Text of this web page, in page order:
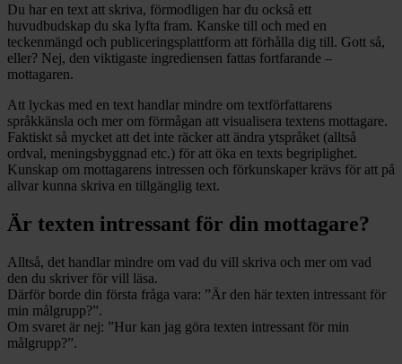
Du har en text att skriva, förmodligen har du också ett
huvudbudskap du ska lyfta fram. Kanske till och med en
teckenmängd och publiceringsplattform att förhålla dig till. Gott så,
eller? Nej, den viktigaste ingrediensen fattas fortfarande –
mottagaren.
Att lyckas med en text handlar mindre om textförfattarens
språkkänsla och mer om förmågan att visualisera textens mottagare.
Faktiskt så mycket att det inte räcker att ändra ytspråket (alltså
ordval, meningsbyggnad etc.) för att öka en texts begriplighet.
Kunskap om mottagarens intressen och förkunskaper krävs för att på
allvar kunna skriva en tillgänglig text.
Är texten intressant för din mottagare?
Alltså, det handlar mindre om vad du vill skriva och mer om vad
den du skriver för vill läsa.
Därför borde din första fråga vara: ”Är den här texten intressant för
min målgrupp?”.
Om svaret är nej: ”Hur kan jag göra texten intressant för min
målgrupp?”.